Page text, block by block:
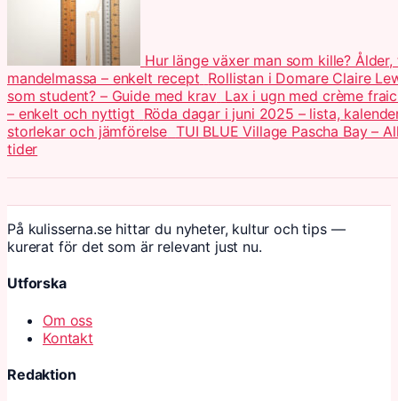
Hur länge växer man som kille?
mandelmassa – enkelt recept Rollistan i Domare Claire
som student? – Guide med krav Lax i ugn med crème
– enkelt och nyttigt Röda dagar i juni 2025 – lista,
storlekar och jämförelse TUI BLUE Village Pascha Bay –
tider
På kulisserna.se hittar du nyheter, kultur och tips —
kurerat för det som är relevant just nu.
Utforska
Om oss
Kontakt
Redaktion